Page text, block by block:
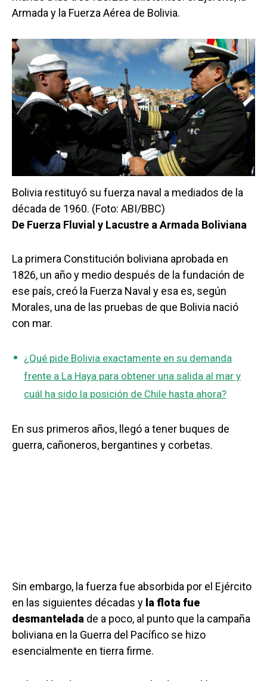
Armada y la Fuerza Aérea de Bolivia.
Bolivia restituyó su fuerza naval a mediados de la
década de 1960. (Foto: ABI/BBC)
De Fuerza Fluvial y Lacustre a Armada Boliviana
La primera Constitución boliviana aprobada en
1826, un año y medio después de la fundación de
ese país, creó la Fuerza Naval y esa es, según
Morales, una de las pruebas de que Bolivia nació
con mar.
¿Qué pide Bolivia exactamente en su demanda
frente a La Haya para obtener una salida al mar y
cuál ha sido la posición de Chile hasta ahora?
En sus primeros años, llegó a tener buques de
guerra, cañoneros, bergantines y corbetas.
Sin embargo, la fuerza fue absorbida por el Ejército
en las siguientes décadas y la flota fue
desmantelada de a poco, al punto que la campaña
boliviana en la Guerra del Pacífico se hizo
esencialmente en tierra firme.